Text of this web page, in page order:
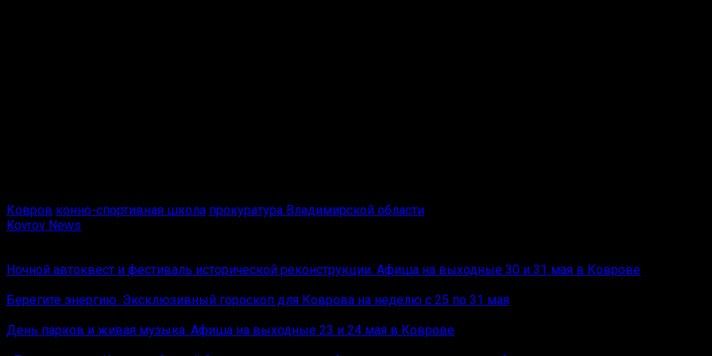
Ковров конно-спортивная школа прокуратура Владимирской области
Kovrov News
Ночной автоквест и фестиваль исторической реконструкции. Афиша на выходные 30 и 31 мая в Коврове
Берегите энергию. Эксклюзивный гороскоп для Коврова на неделю с 25 по 31 мая
День парков и живая музыка. Афиша на выходные 23 и 24 мая в Коврове